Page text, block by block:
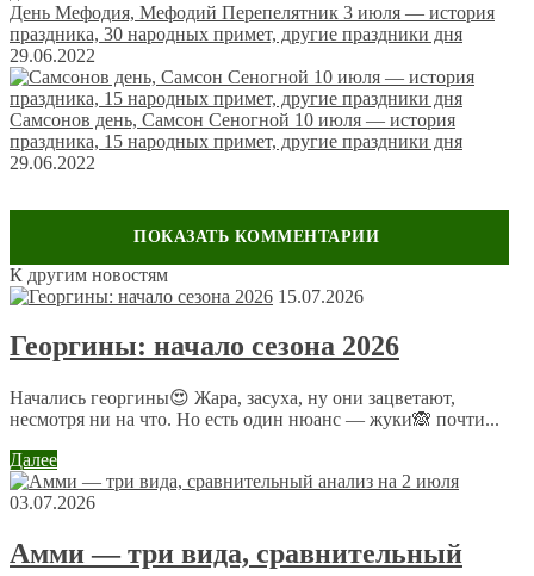
День Мефодия, Мефодий Перепелятник 3 июля — история
праздника, 30 народных примет, другие праздники дня
29.06.2022
Самсонов день, Самсон Сеногной 10 июля — история
праздника, 15 народных примет, другие праздники дня
29.06.2022
Оставить комментарий
Ваш адрес email не будет опубликован.
Обязательные поля
помечены*
Комментарий*
К другим новостям
15.07.2026
Георгины: начало сезона 2026
Начались георгины😍 Жара, засуха, ну они зацветают,
несмотря ни на что. Но есть один нюанс — жуки🙈 почти...
Далее
03.07.2026
Амми — три вида, сравнительный